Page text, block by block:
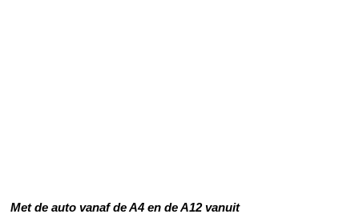
Met de auto vanaf de A4 en de A12 vanuit